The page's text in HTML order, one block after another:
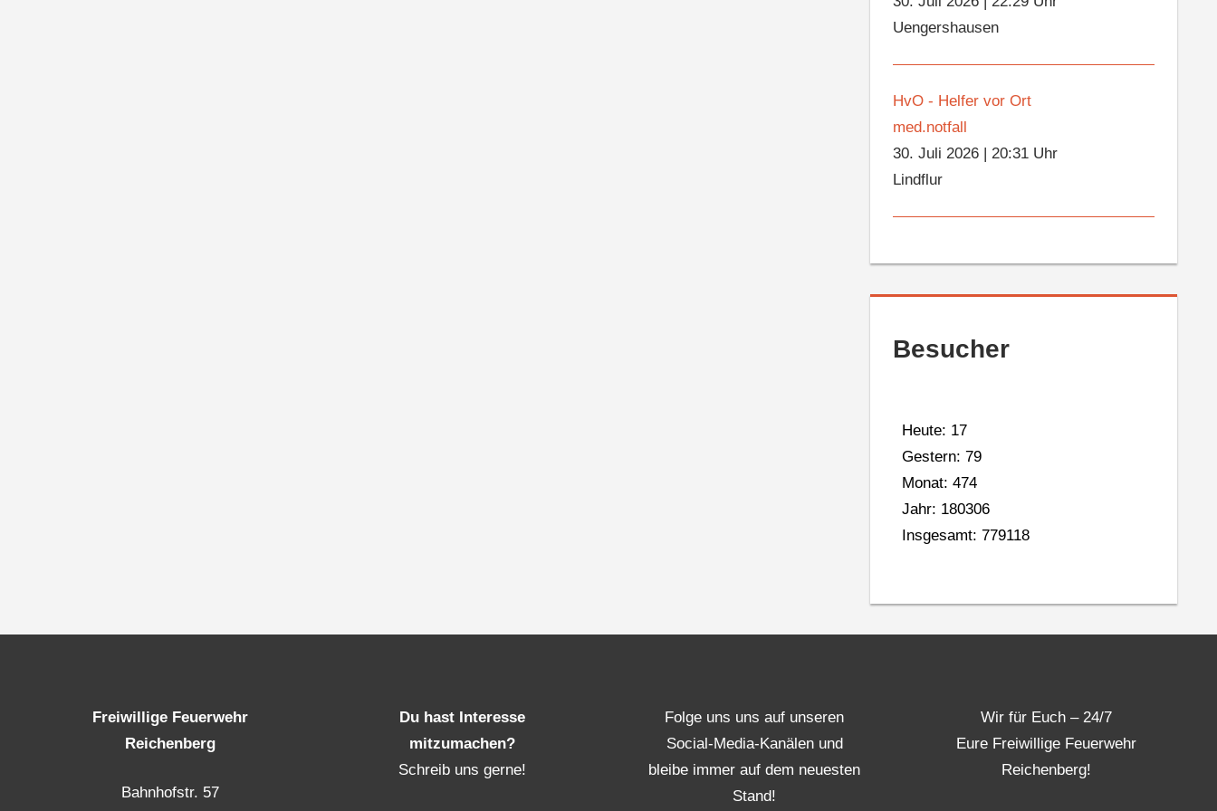
Uengershausen
HvO - Helfer vor Ort
med.notfall
30. Juli 2026 |20:31 Uhr
Lindflur
Besucher
Heute: 17
Gestern: 79
Monat: 474
Jahr: 180306
Insgesamt: 779118
Freiwillige Feuerwehr
Reichenberg
Bahnhofstr. 57
Du hast Interesse
mitzumachen?
Schreib uns gerne!
Folge uns uns auf unseren
Social-Media-Kanälen und
bleibe immer auf dem neuesten
Stand!
Wir für Euch – 24/7
Eure Freiwillige Feuerwehr
Reichenberg!